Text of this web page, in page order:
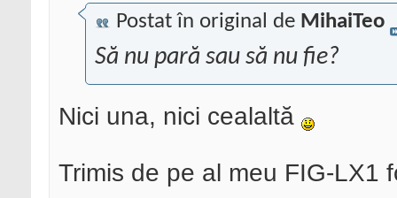
Postat în original de MihaiTeo
Să nu pară sau să nu fie?
Nici una, nici cealaltă
Trimis de pe al meu FIG-LX1